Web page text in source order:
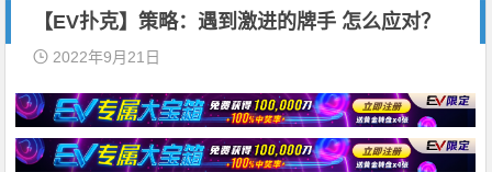
【EV扑克】策略：遇到激进的牌手 怎么应对？
2022年9月21日